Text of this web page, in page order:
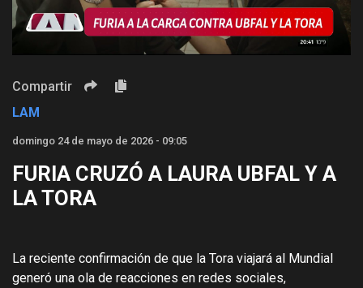
Video
Compartir
LAM
domingo 24 de mayo de 2026 - 09:05
FURIA CRUZÓ A LAURA UBFAL Y A
LA TORA
La reciente confirmación de que la Tora viajará al Mundial
generó una ola de reacciones en redes sociales,